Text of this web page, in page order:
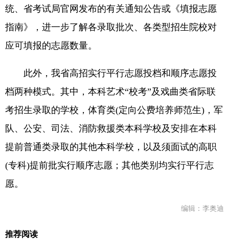
统、省考试局官网发布的有关通知公告或《填报志愿
指南》，进一步了解各录取批次、各类型招生院校对
应可填报的志愿数量。
此外，我省高招实行平行志愿投档和顺序志愿投
档两种模式。其中，本科艺术“校考”及戏曲类省际联
考招生录取的学校，体育类(定向公费培养师范生)，军
队、公安、司法、消防救援类本科学校及安排在本科
提前普通类录取的其他本科学校，以及须面试的高职
(专科)提前批实行顺序志愿；其他类别均实行平行志
愿。
编辑：李奥迪
推荐阅读